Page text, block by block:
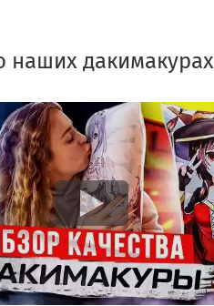
наших дакимакурах